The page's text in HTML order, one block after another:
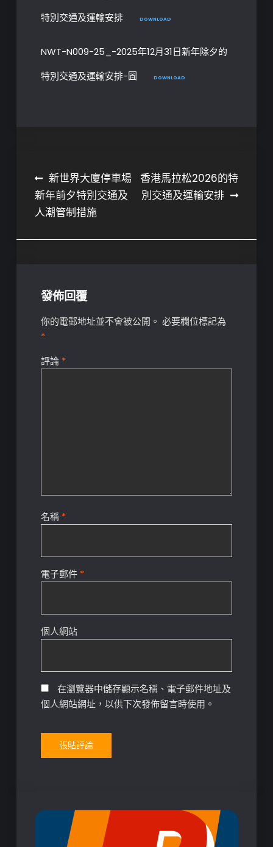
特別交通及運輸安排
DOWNLOAD
NWT-N009-25_-2025年12月31日新年除夕的
特別交通及運輸安排-圖
DOWNLOAD
文
章
導
覽
新世界大廈停車場
新年前夕特別交通及
人潮管制措施
香港馬拉松2026的特
別交通及運輸安排
發佈回覆
你的電郵地址並不會被公開。 必要欄位標記為
*
評論 *
名稱 *
電子郵件 *
個人網站
在瀏覽器中儲存顯示名稱、電子郵件地址及
個人網站網址，以供下次發佈留言時使用。